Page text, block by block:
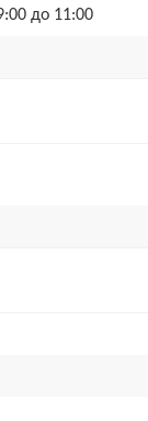
до 11:00